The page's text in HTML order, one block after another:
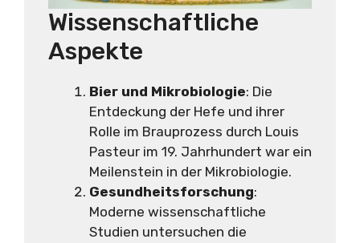
Wissenschaftliche
Aspekte
Bier und Mikrobiologie: Die
Entdeckung der Hefe und ihrer
Rolle im Brauprozess durch Louis
Pasteur im 19. Jahrhundert war ein
Meilenstein in der Mikrobiologie.
Gesundheitsforschung:
Moderne wissenschaftliche
Studien untersuchen die